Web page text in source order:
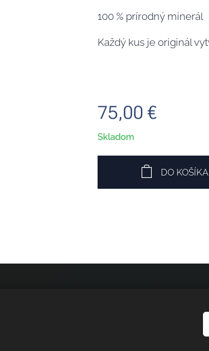
100 % prírodný minerál
Každý kus je originál
75,00 €
Skladom
DO KOŠÍKA